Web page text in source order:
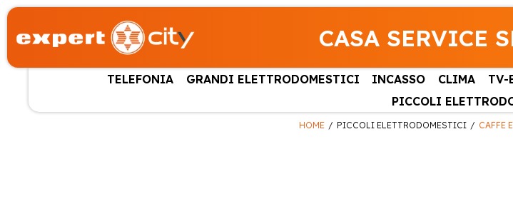
CASA SERVICE
TELEFONIA GRANDI ELETTRODOMESTICI INCASSO CLIMA TV-
PICCOLI
HOME PICCOLI ELETTRODOMESTICI CAFFE